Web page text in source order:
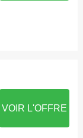
VOIR L'OFFRE